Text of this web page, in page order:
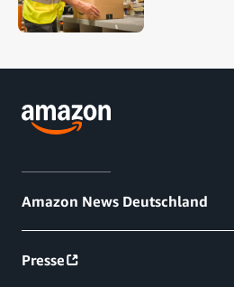
Amazon News Deutschland
Presse